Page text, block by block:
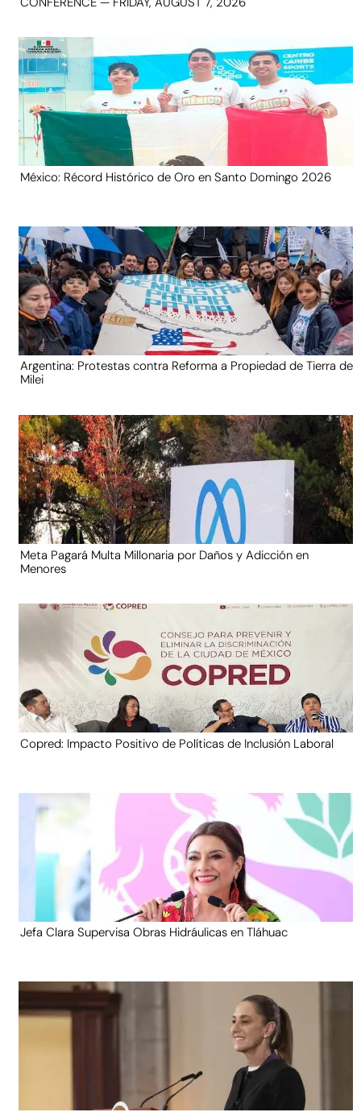
México: Récord Histórico de Oro en Santo Domingo 2026
Argentina: Protestas contra Reforma a Propiedad de Tierra de
Milei
Meta Pagará Multa Millonaria por Daños y Adicción en
Menores
Copred: Impacto Positivo de Políticas de Inclusión Laboral
Jefa Clara Supervisa Obras Hidráulicas en Tláhuac